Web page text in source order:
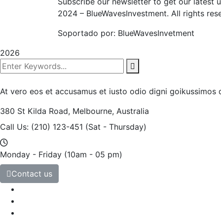
2024 – BlueWavesInvestment. All rights
Soportado por: BlueWavesInvetment
2026
At vero eos et accusamus et iusto odio digni
380 St Kilda Road, Melbourne, Australia
Call Us: (210) 123-451 (Sat - Thursday)
Monday - Friday (10am - 05 pm)
Contact us